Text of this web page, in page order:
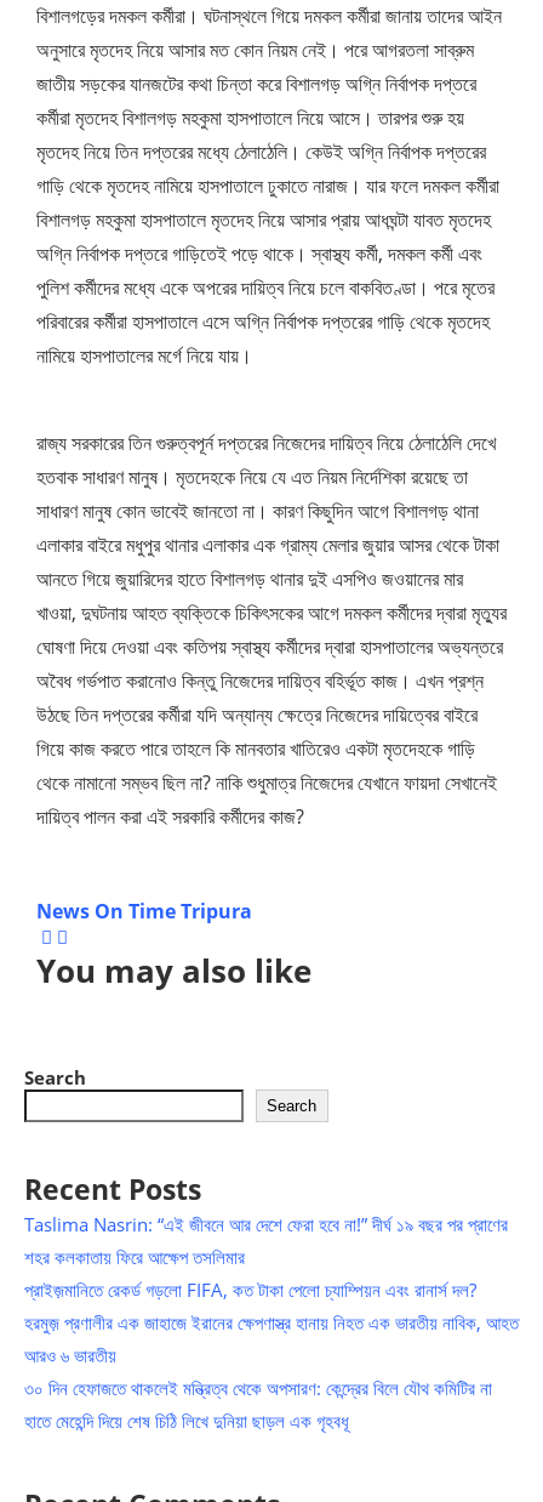
বিশালগড়ের দমকল কর্মীরা। ঘটনাস্থলে গিয়ে দমকল কর্মীরা জানায় তাদের আইন
অনুসারে মৃতদেহ নিয়ে আসার মত কোন নিয়ম নেই। পরে আগরতলা সাব্রুম
জাতীয় সড়কের যানজটের কথা চিন্তা করে বিশালগড় অগ্নি নির্বাপক দপ্তরে
কর্মীরা মৃতদেহ বিশালগড় মহকুমা হাসপাতালে নিয়ে আসে। তারপর শুরু হয়
মৃতদেহ নিয়ে তিন দপ্তরের মধ্যে ঠেলাঠেলি। কেউই অগ্নি নির্বাপক দপ্তরের
গাড়ি থেকে মৃতদেহ নামিয়ে হাসপাতালে ঢুকাতে নারাজ। যার ফলে দমকল কর্মীরা
বিশালগড় মহকুমা হাসপাতালে মৃতদেহ নিয়ে আসার প্রায় আধঘন্টা যাবত মৃতদেহ
অগ্নি নির্বাপক দপ্তরে গাড়িতেই পড়ে থাকে। স্বাস্থ্য কর্মী, দমকল কর্মী এবং
পুলিশ কর্মীদের মধ্যে একে অপরের দায়িত্ব নিয়ে চলে বাকবিতণ্ডা। পরে মৃতের
পরিবারের কর্মীরা হাসপাতালে এসে অগ্নি নির্বাপক দপ্তরের গাড়ি থেকে মৃতদেহ
নামিয়ে হাসপাতালের মর্গে নিয়ে যায়।
রাজ্য সরকারের তিন গুরুত্বপূর্ন দপ্তরের নিজেদের দায়িত্ব নিয়ে ঠেলাঠেলি দেখে
হতবাক সাধারণ মানুষ। মৃতদেহকে নিয়ে যে এত নিয়ম নির্দেশিকা রয়েছে তা
সাধারণ মানুষ কোন ভাবেই জানতো না। কারণ কিছুদিন আগে বিশালগড় থানা
এলাকার বাইরে মধুপুর থানার এলাকার এক গ্রাম্য মেলার জুয়ার আসর থেকে টাকা
আনতে গিয়ে জুয়ারিদের হাতে বিশালগড় থানার দুই এসপিও জওয়ানের মার
খাওয়া, দুঘটনায় আহত ব্যক্তিকে চিকিৎসকের আগে দমকল কর্মীদের দ্বারা মৃত্যুর
ঘোষণা দিয়ে দেওয়া এবং কতিপয় স্বাস্থ্য কর্মীদের দ্বারা হাসপাতালের অভ্যন্তরে
অবৈধ গর্ভপাত করানোও কিন্তু নিজেদের দায়িত্ব বহির্ভূত কাজ। এখন প্রশ্ন
উঠছে তিন দপ্তরের কর্মীরা যদি অন্যান্য ক্ষেত্রে নিজেদের দায়িত্বের বাইরে
গিয়ে কাজ করতে পারে তাহলে কি মানবতার খাতিরেও একটা মৃতদেহকে গাড়ি
থেকে নামানো সম্ভব ছিল না? নাকি শুধুমাত্র নিজেদের যেখানে ফায়দা সেখানেই
দায়িত্ব পালন করা এই সরকারি কর্মীদের কাজ?
News On Time Tripura
You may also like
Search
Search
Recent Posts
Taslima Nasrin: “এই জীবনে আর দেশে ফেরা হবে না!” দীর্ঘ ১৯ বছর পর প্রাণের
শহর কলকাতায় ফিরে আক্ষেপ তসলিমার
প্রাইজ়মানিতে রেকর্ড গড়লো FIFA, কত টাকা পেলো চ্যাম্পিয়ন এবং রানার্স দল?
হরমুজ় প্রণালীর এক জাহাজে ইরানের ক্ষেপণাস্ত্র হানায় নিহত এক ভারতীয় নাবিক, আহত
আরও ৬ ভারতীয়
৩০ দিন হেফাজতে থাকলেই মন্ত্রিত্ব থেকে অপসারণ: কেন্দ্রের বিলে যৌথ কমিটির না
হাতে মেহেন্দি দিয়ে শেষ চিঠি লিখে দুনিয়া ছাড়ল এক গৃহবধূ